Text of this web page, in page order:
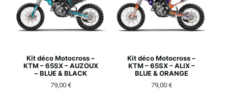
Kit déco Motocross –
KTM – 65SX – AUZOUX
– BLUE & BLACK
79,00 €
Kit déco Motocross –
KTM – 65SX – ALIX –
BLUE & ORANGE
79,00 €